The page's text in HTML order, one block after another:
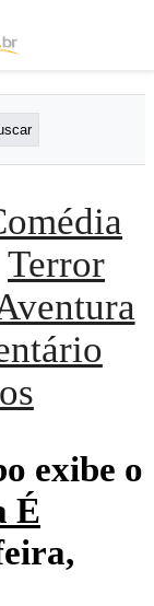
Terror
exibe o
É